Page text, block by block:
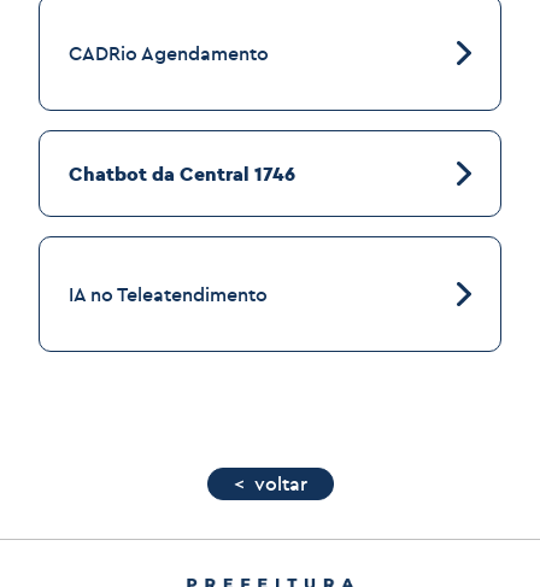
CADRio Agendamento
Chatbot da Central 1746
IA no Teleatendimento
< voltar